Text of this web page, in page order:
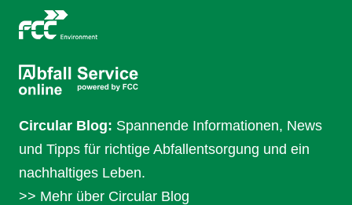
Circular Blog: Spannende Informationen, News
und Tipps für richtige Abfallentsorgung und ein
nachhaltiges Leben.
>> Mehr über Circular Blog